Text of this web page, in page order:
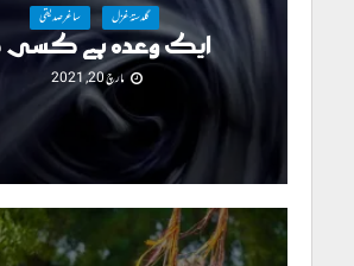
گلدستۂ غزل ساغرصدیقی
ایک وعدہ ہے
مارچ 20, 2021